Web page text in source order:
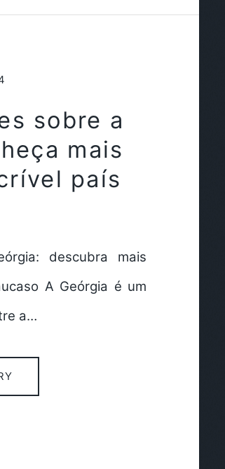
sobre a
mais
país
descubra mais
A Geórgia é um
a…